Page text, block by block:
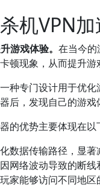
机VPN加
游戏体验。 在当今的
顿现象，从而提升游
种专门设计用于优
后，发现自己的游
的优势主要体现在以
数据传输路径，显著
网络波动导致的断线
家能够访问不同地区